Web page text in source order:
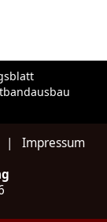
Impressum